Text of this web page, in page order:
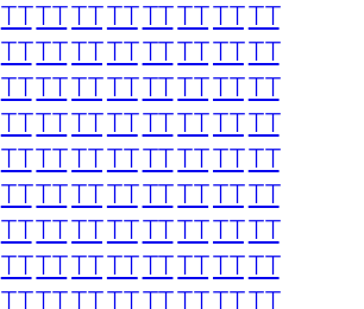
TTTTTTTTTTTTTTTT
TTTTTTTTTTTTTTTT
TTTTTTTTTTTTTTTT
TTTTTTTTTTTTTTTT
TTTTTTTTTTTTTTTT
TTTTTTTTTTTTTTTT
TTTTTTTTTTTTTTTT
TTTTTTTTTTTTTTTT
TTTTTTTTTTTTTTTT